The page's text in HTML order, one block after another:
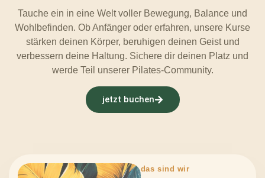
Tauche ein in eine Welt voller Bewegung, Balance und
Wohlbefinden. Ob Anfänger oder erfahren, unsere Kurse
stärken deinen Körper, beruhigen deinen Geist und
verbessern deine Haltung. Sichere dir deinen Platz und
werde Teil unserer Pilates-Community.
jetzt buchen
das sind wir